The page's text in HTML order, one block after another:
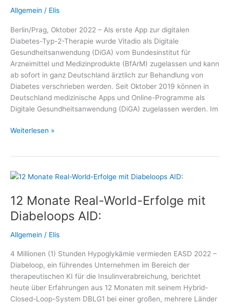
Allgemein / Elis
Berlin/Prag, Oktober 2022 – Als erste App zur digitalen
Diabetes-Typ-2-Therapie wurde Vitadio als Digitale
Gesundheitsanwendung (DiGA) vom Bundesinstitut für
Arzneimittel und Medizinprodukte (BfArM) zugelassen und kann
ab sofort in ganz Deutschland ärztlich zur Behandlung von
Diabetes verschrieben werden. Seit Oktober 2019 können in
Deutschland medizinische Apps und Online-Programme als
Digitale Gesundheitsanwendung (DiGA) zugelassen werden. Im
Diabetes-
Vitadio
sofort
als
Digitale
Gesundheitsanwendung
Weiterlesen »
12 Monate Real-World-Erfolge mit
Diabeloops AID:
Allgemein / Elis
4 Millionen (1) Stunden Hypoglykämie vermieden EASD 2022 –
Diabeloop, ein führendes Unternehmen im Bereich der
therapeutischen KI für die Insulinverabreichung, berichtet
heute über Erfahrungen aus 12 Monaten mit seinem Hybrid-
Closed-Loop-System DBLG1 bei einer großen, mehrere Länder